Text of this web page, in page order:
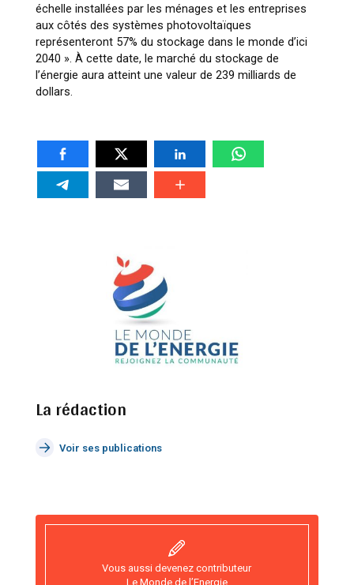
échelle installées par les ménages et les entreprises
aux côtés des systèmes photovoltaïques
représenteront 57% du stockage dans le monde d’ici
2040 ». À cette date, le marché du stockage de
l’énergie aura atteint une valeur de 239 milliards de
dollars.
La rédaction
Voir ses publications
Vous aussi devenez contributeur
Le Monde de l’Energie